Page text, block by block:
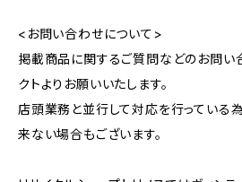
<お問い合わせについて>
掲載商品に関するご質問などのお問い
クトよりお願いいたします。
店頭業務と並行して対応を行っている
来ない場合もございます。